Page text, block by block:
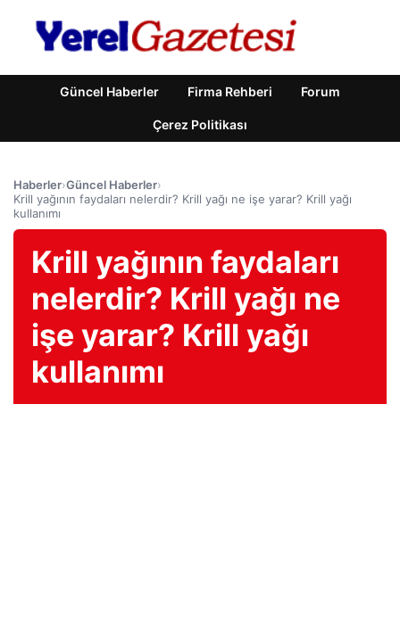
Güncel Haberler Firma Rehberi Forum
Çerez Politikası
Haberler›Güncel Haberler›
Krill yağının faydaları nelerdir? Krill yağı ne işe yarar? Krill yağı
kullanımı
Krill yağının faydaları
nelerdir? Krill yağı ne
işe yarar? Krill yağı
kullanımı